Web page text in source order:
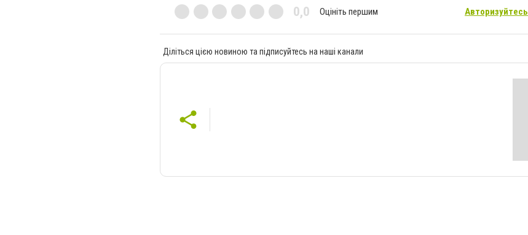
0,0 Оцініть першим Авторизуйтесь
Діліться цією новиною та підписуйтесь на наші канали